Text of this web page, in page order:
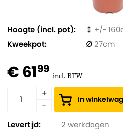
Hoogte (incl. pot)
160
Kweekpot
27
€ 6199 incl. BTW
In
Levertijd:
2 werkdagen